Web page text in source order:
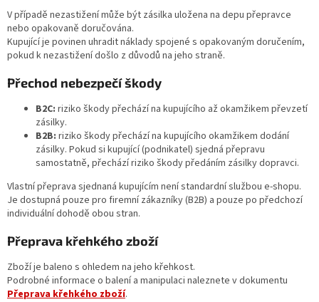
V případě nezastižení může být zásilka uložena na depu přepravce
nebo opakovaně doručována.
Kupující je povinen uhradit náklady spojené s opakovaným doručením,
pokud k nezastižení došlo z důvodů na jeho straně.
Přechod nebezpečí škody
B2C: riziko škody přechází na kupujícího až okamžikem převzetí
zásilky.
B2B: riziko škody přechází na kupujícího okamžikem dodání
zásilky. Pokud si kupující (podnikatel) sjedná přepravu
samostatně, přechází riziko škody předáním zásilky dopravci.
Vlastní přeprava sjednaná kupujícím není standardní službou e‑shopu.
Je dostupná pouze pro firemní zákazníky (B2B) a pouze po předchozí
individuální dohodě obou stran.
Přeprava křehkého zboží
Zboží je baleno s ohledem na jeho křehkost.
Podrobné informace o balení a manipulaci naleznete v dokumentu
Přeprava křehkého zboží.